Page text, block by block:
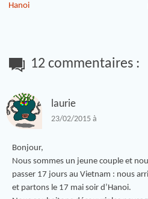
Hanoi
12 commentaires :
laurie
23/02/2015 à
Bonjour,
Nous sommes un jeune couple et
passer 17 jours au Vietnam : nous
et partons le 17 mai soir d’Hanoi.